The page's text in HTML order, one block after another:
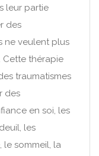
leur partie
des
ne veulent plus
Cette thérapie
traumatismes
des
en soi, les
les
le sommeil, la